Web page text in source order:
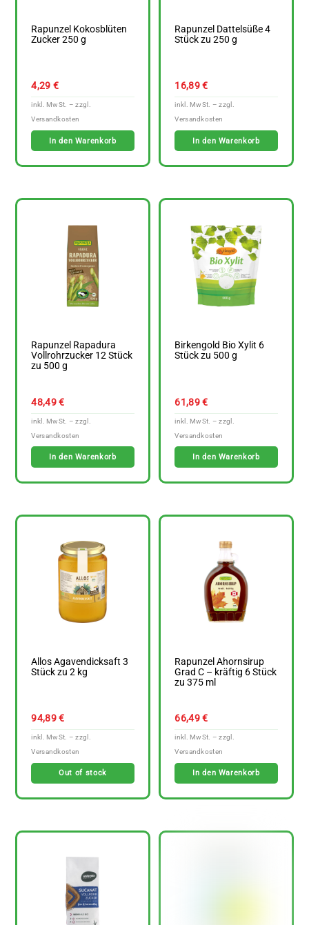
Rapunzel Kokosblüten
Zucker 250 g
4,29 €
In den Warenkorb
Rapunzel Dattelsüße 4
Stück zu 250 g
16,89€
In den Warenkorb
Rapunzel Rapadura
Vollrohrzucker 12 Stück
zu 500 g
48,49€
In den Warenkorb
Birkengold Bio Xylit 6
Stück zu 500 g
61,89€
In den Warenkorb
Allos Agavendicksaft 3
Stück zu 2 kg
94,89€
Out of stock
Rapunzel Ahornsirup
Grad C – kräftig 6 Stück
zu 375 ml
66,49€
In den Warenkorb